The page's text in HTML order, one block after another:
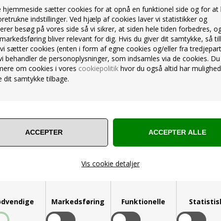
hjemmeside sætter cookies for at opnå en funktionel side og for at
indstillinger. Ved hjælp af cookies laver vi statistikker og
besøg på vores side så vi sikrer, at siden hele tiden forbedres,
bliver relevant for dig. Hvis du giver dit samtykke, så
sætter cookies (enten i form af egne cookies og/eller fra
behandler de personoplysninger, som indsamles via de cookies.
om cookies i vores cookiepolitik hvor du også altid har
samtykke tilbage.
Vis cookie detaljer
Markedsføring Funktionelle
På lager
39,00 Kr.
VIS PRODUKT
På lager
89,00 25,00 Kr.
VIS PRODUKT